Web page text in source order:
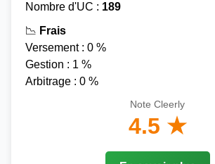
Nombre d'UC : 189
📉 Frais
Versement : 0 %
Gestion : 1 %
Arbitrage : 0 %
Note Cleerly
4.5 ★